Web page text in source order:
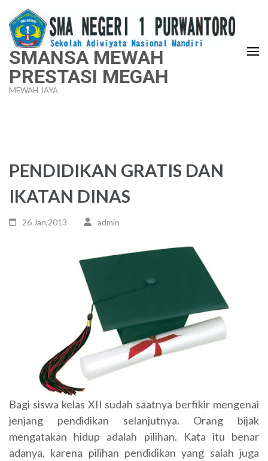
Lompat
ke
konten
(Tekan
Enter)
SMANSA MEWAH
PRESTASI MEGAH
MEWAH JAYA
PENDIDIKAN GRATIS DAN
IKATAN DINAS
26 Jan,2013 admin
Bagi siswa kelas XII sudah saatnya berfikir mengenai
jenjang pendidikan selanjutnya. Orang bijak
mengatakan hidup adalah pilihan. Kata itu benar
adanya, karena pilihan pendidikan yang salah juga